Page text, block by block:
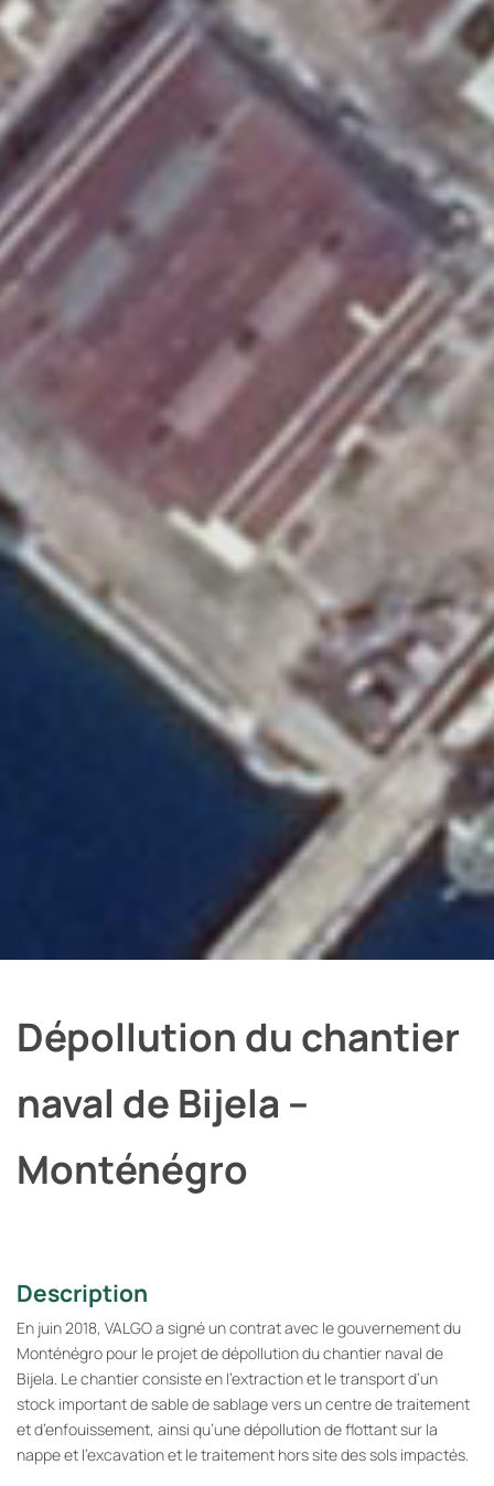
Dépollution du chantier
naval de Bijela –
Monténégro
Description
En juin 2018, VALGO a signé un contrat avec le gouvernement du
Monténégro pour le projet de dépollution du chantier naval de
Bijela. Le chantier consiste en l’extraction et le transport d’un
stock important de sable de sablage vers un centre de traitement
et d’enfouissement, ainsi qu’une dépollution de flottant sur la
nappe et l’excavation et le traitement hors site des sols impactés.